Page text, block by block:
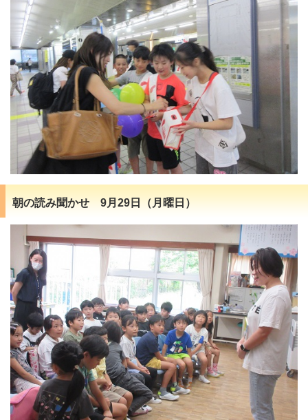
朝の読み聞かせ 9月29日（月曜日）